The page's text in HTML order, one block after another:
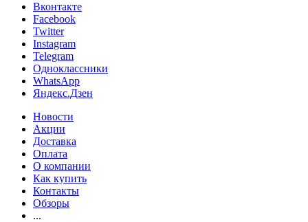
Вконтакте
Facebook
Twitter
Instagram
Telegram
Одноклассники
WhatsApp
Яндекс.Дзен
Новости
Акции
Доставка
Оплата
О компании
Как купить
Контакты
Обзоры
...